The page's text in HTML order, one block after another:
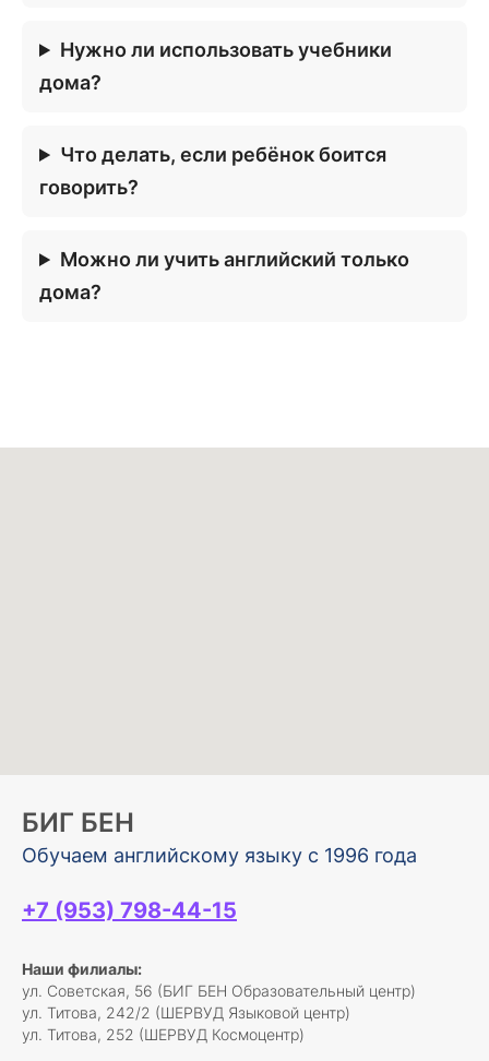
Нужно ли использовать учебники
дома?
Что делать, если ребёнок боится
говорить?
Можно ли учить английский только
дома?
БИГ БЕН
Обучаем английскому языку с 1996 года
+7 (953) 798-44-15
Наши филиалы:
ул. Советская, 56 (БИГ БЕН Образовательный центр)
ул. Титова, 242/2 (ШЕРВУД Языковой центр)
ул. Титова, 252 (ШЕРВУД Космоцентр)